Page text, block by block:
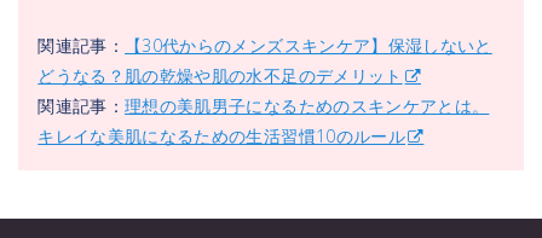
関連記事：
【30代からのメンズスキンケア】保湿しないと
どうなる？肌の乾燥や肌の水不足のデメリット
関連記事：理想の美肌男子になるためのスキンケアとは。
キレイな美肌になるための生活習慣10のルール